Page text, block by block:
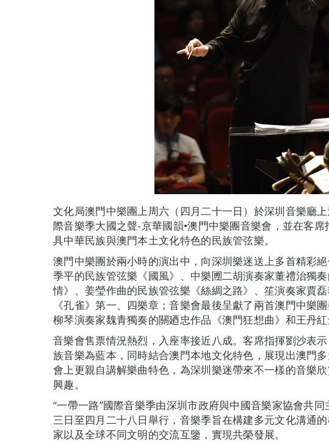
文化局澳門中樂團上周六（四月二十一日）於深圳音樂廳
際音樂季大國之聲-京華國韻•澳門中樂團音樂會，並在客
具中華民族與澳門本土文化特色的民族管弦樂。
澳門中樂團於兩小時的演出中，向深圳樂迷送上多首精彩
季平的民族管弦樂《國風》、中樂圑二胡演奏家董禮治獨
情》、姜瑩作曲的民族管弦樂《絲綢之路》、笙演奏家賈
《孔雀》第一、四樂章；音樂會最後呈獻了兩首澳門中樂
柳琴演奏家魏青獨奏的關廼忠作品《澳門狂想曲》和王丹紅
音樂會售票情況熱烈，入座率接近八成。客席指揮劉沙表
族音樂為藍本，同時結合澳門本地文化特色，展現出澳門
會上更親自講解樂曲特色，為深圳樂迷帶來不一樣的音樂
興趣。
“一帶一路”國際音樂季由深圳市政府與中國音樂家協會共
三日至四月二十八日舉行，音樂季旨在構建多元文化溝通
家以及全球不同文明的交流互鑒，實現共榮發展。